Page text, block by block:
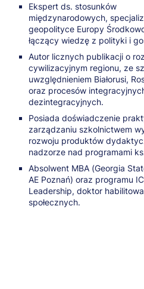
Ekspert ds. stosunków
międzynarodowych,
geopolityce Europy
łączący wiedzę z polityki i
Autor licznych publikacji o
cywilizacyjnym regionu, ze
uwzględnieniem Białorusi,
oraz procesów
dezintegracyjnych.
Posiada doświadczenie
zarządzaniu szkolnictwem
rozwoju produktów
nadzorze nad programami
Absolwent MBA (Georgia
AE Poznań) oraz programu
Leadership, doktor
społecznych.